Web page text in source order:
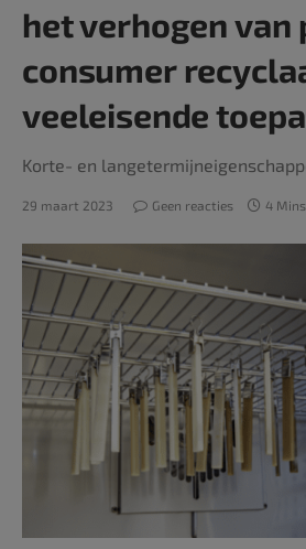
het verhogen van
consumer
veeleisende
Korte- en
29 maart 2023 Geen reacties 4